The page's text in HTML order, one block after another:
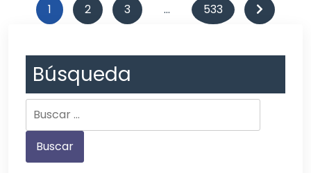
1 2 3 … 533
Búsqueda